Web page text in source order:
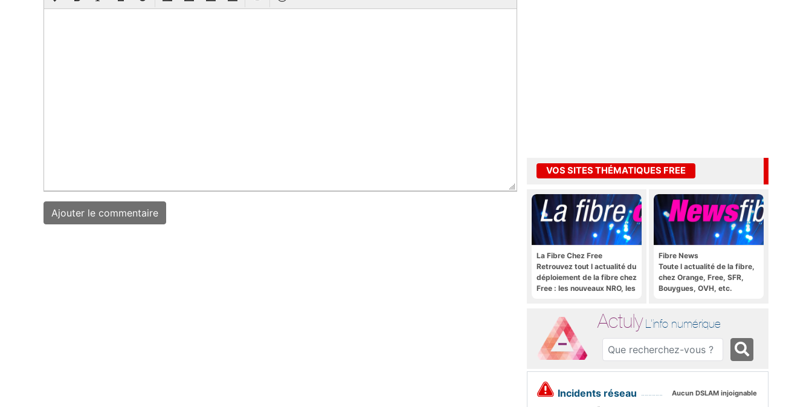
VOS SITES THÉMATIQUES FREE
La Fibre Chez Free
Retrouvez tout l actualité du
déploiement de la fibre chez
Free : les nouveaux NRO, les
Fibre News
Toute l actualité de la fibre,
chez Orange, Free, SFR,
Bouygues, OVH, etc.
Actuly L'info numérique
Incidents réseau Aucun DSLAM injoignable